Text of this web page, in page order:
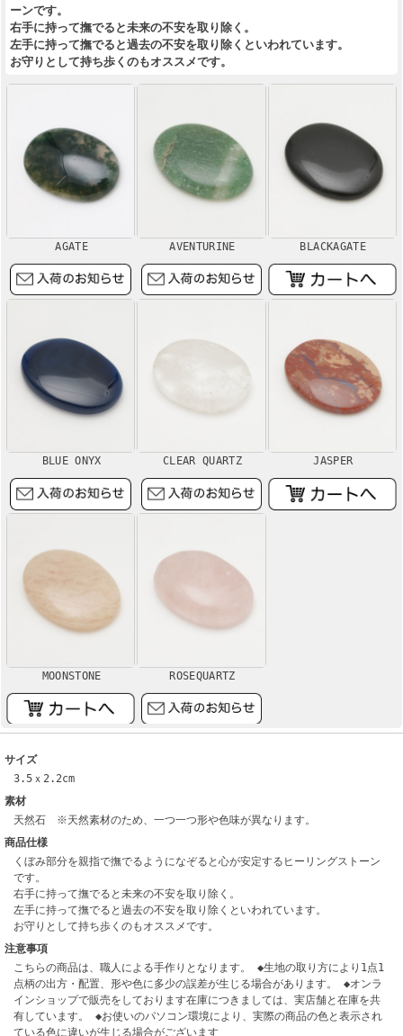
ーンです。
右手に持って撫でると未来の不安を取り除く。
左手に持って撫でると過去の不安を取り除くといわれています。
お守りとして持ち歩くのもオススメです。
AGATE AVENTURINE BLACKAGATE
BLUE ONYX CLEAR QUARTZ JASPER
MOONSTONE ROSEQUARTZ
サイズ
3.5ｘ2.2cm
素材
天然石 ※天然素材のため、一つ一つ形や色味が異なります。
商品仕様
くぼみ部分を親指で撫でるようになぞると心が安定するヒーリングストーン
です。
右手に持って撫でると未来の不安を取り除く。
左手に持って撫でると過去の不安を取り除くといわれています。
お守りとして持ち歩くのもオススメです。
注意事項
こちらの商品は、職人による手作りとなります。 ◆生地の取り方により1点1
点柄の出方・配置、形や色に多少の誤差が生じる場合があります。 ◆オンラ
インショップで販売をしております在庫につきましては、実店舗と在庫を共
有しています。 ◆お使いのパソコン環境により、実際の商品の色と表示され
ている色に違いが生じる場合がございます